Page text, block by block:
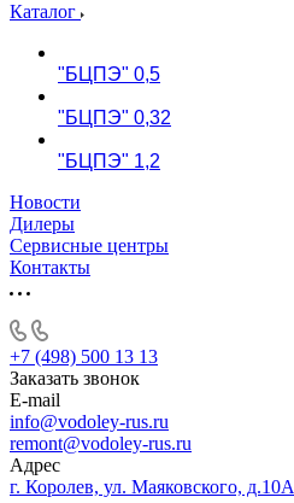
Каталог
"БЦПЭ" 0,5
"БЦПЭ" 0,32
"БЦПЭ" 1,2
Новости
Дилеры
Сервисные центры
Контакты
+7 (498) 500 13 13
Заказать звонок
E-mail
info@vodoley-rus.ru
remont@vodoley-rus.ru
Адрес
г. Королев, ул. Маяковского, д.10А